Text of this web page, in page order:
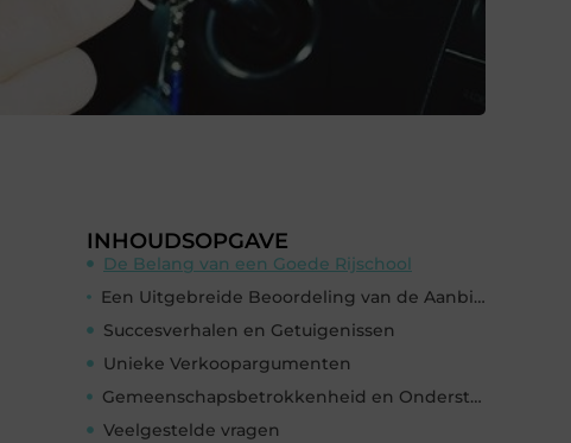
INHOUDSOPGAVE
De Belang van een Goede Rijschool
Een Uitgebreide Beoordeling van de Aanbiedingen van Rijschool Emmen
Succesverhalen en Getuigenissen
Unieke Verkoopargumenten
Gemeenschapsbetrokkenheid en Ondersteuning
Veelgestelde vragen